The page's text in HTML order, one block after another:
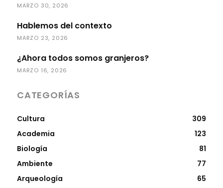
MARZO 30, 2026
Hablemos del contexto
MARZO 23, 2026
¿Ahora todos somos granjeros?
MARZO 16, 2026
CATEGORÍAS
Cultura
309
Academia
123
Biología
81
Ambiente
77
Arqueología
65